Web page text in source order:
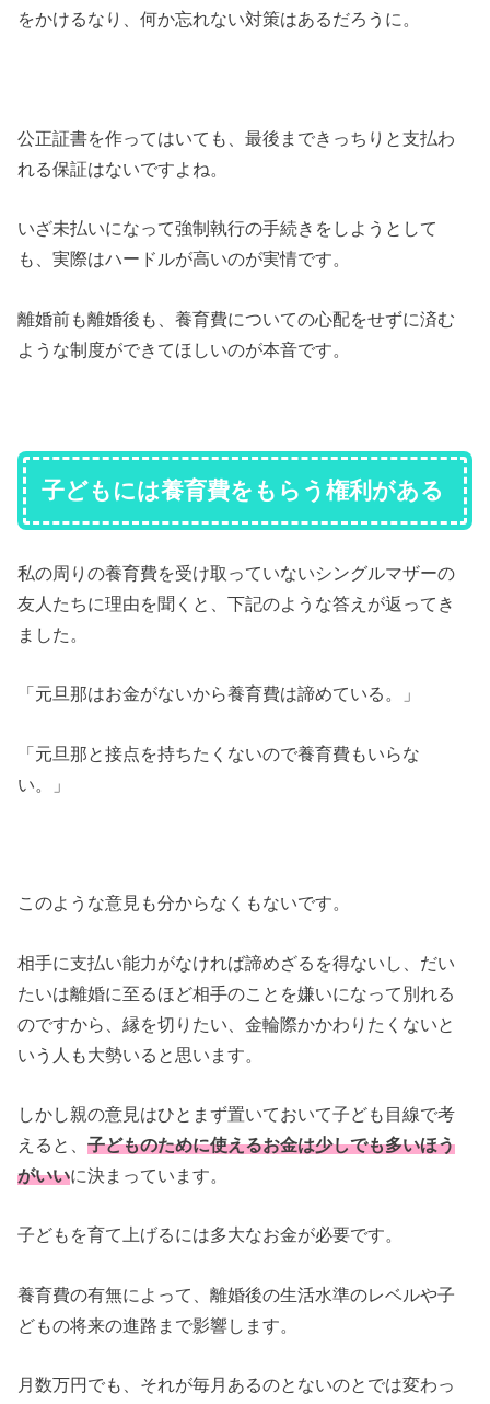
をかけるなり、何か忘れない対策はあるだろうに。
公正証書を作ってはいても、最後まできっちりと支払わ
れる保証はないですよね。
いざ未払いになって強制執行の手続きをしようとして
も、実際はハードルが高いのが実情です。
離婚前も離婚後も、養育費についての心配をせずに済む
ような制度ができてほしいのが本音です。
子どもには養育費をもらう権利がある
私の周りの養育費を受け取っていないシングルマザーの
友人たちに理由を聞くと、下記のような答えが返ってき
ました。
「元旦那はお金がないから養育費は諦めている。」
「元旦那と接点を持ちたくないので養育費もいらな
い。」
このような意見も分からなくもないです。
相手に支払い能力がなければ諦めざるを得ないし、だい
たいは離婚に至るほど相手のことを嫌いになって別れる
のですから、縁を切りたい、金輪際かかわりたくないと
いう人も大勢いると思います。
しかし親の意見はひとまず置いておいて子ども目線で考
えると、子どものために使えるお金は少しでも多いほう
がいいに決まっています。
子どもを育て上げるには多大なお金が必要です。
養育費の有無によって、離婚後の生活水準のレベルや子
どもの将来の進路まで影響します。
月数万円でも、それが毎月あるのとないのとでは変わっ